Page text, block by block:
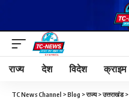
राज्य देश विदेश क्राइम
TC News Channel >Blog >राज्य>उत्तराखंड>